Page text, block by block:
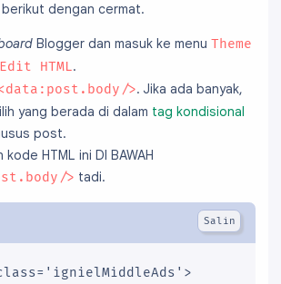
dengan cermat.
Blogger dan masuk ke menu Theme
Edit HTML.
>. Jika ada banyak,
yang berada di dalam tag kondisional
post.
kode HTML ini DI BAWAH
> tadi.